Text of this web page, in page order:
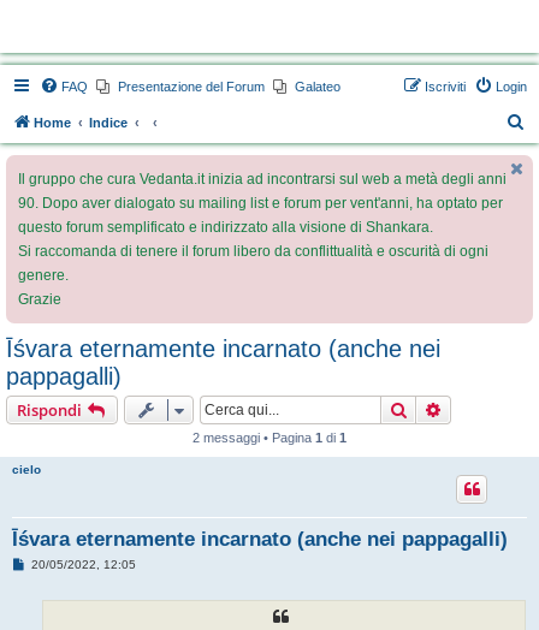
FAQ Presentazione del Forum Galateo Login
Iscriviti
Home Indice
e
Il gruppo che cura Vedanta.it inizia ad incontrarsi sul web a metà degli anni
90. Dopo aver dialogato su mailing list e forum per vent'anni, ha optato per
questo forum semplificato e indirizzato alla visione di Shankara.
Si raccomanda di tenere il forum libero da conflittualità e oscurità di ogni
genere.
Grazie
Īśvara eternamente incarnato (anche nei
pappagalli)
Rispondi Cerca
2 messaggi • Pagina 1 di 1
cielo
Īśvara eternamente incarnato (anche nei pappagalli)
M20/05/2022, 12:05